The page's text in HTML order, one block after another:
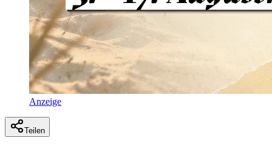
Anzeige
Teilen